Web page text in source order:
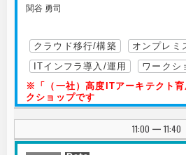
関谷 勇司
クラウド移行/構築
オンプレミ
ITインフラ導入/運用
ワークシ
※「（一社）高度ITアーキテクト
クショップです
11:00 | 11:40